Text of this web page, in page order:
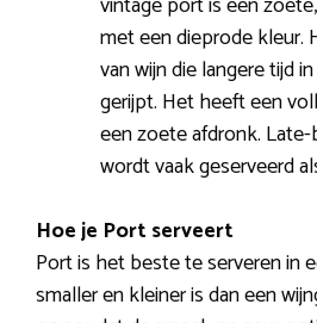
met een dieprode kleur.
van wijn die langere tijd
gerijpt. Het heeft een
een zoete afdronk.
wordt vaak geserveerd
Hoe je Port serveert
Port is het beste te serveren in
smaller en kleiner is dan een